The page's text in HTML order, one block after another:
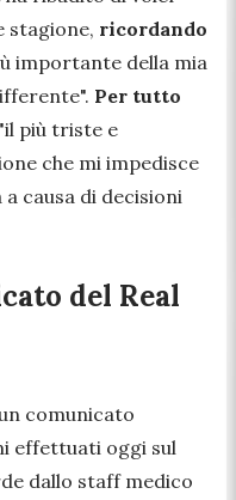
stagione, ricordando
importante della mia
Per tutto
"il più triste e
che mi impedisce
causa di decisioni
del Real
comunicato
effettuati oggi sul
dallo staff medico